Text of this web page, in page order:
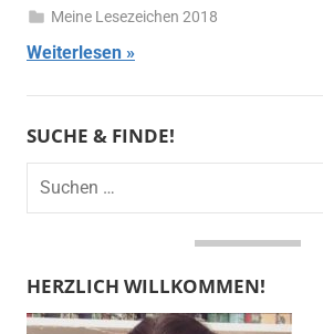
Meine Lesezeichen 2018
Weiterlesen
SUCHE & FINDE!
Suchen
HERZLICH WILLKOMMEN!